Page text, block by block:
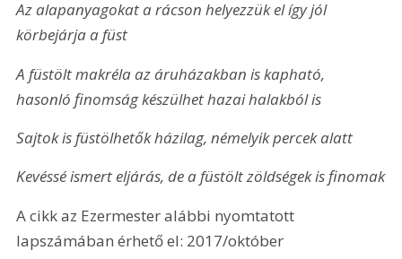
Az alapanyagokat a rácson helyezzük el így jól
körbejárja a füst
A füstölt makréla az áruházakban is kapható,
hasonló finomság készülhet hazai halakból is
Sajtok is füstölhetők házilag, némelyik percek alatt
Kevéssé ismert eljárás, de a füstölt zöldségek is finomak
A cikk az Ezermester alábbi nyomtatott
lapszámában érhető el: 2017/október